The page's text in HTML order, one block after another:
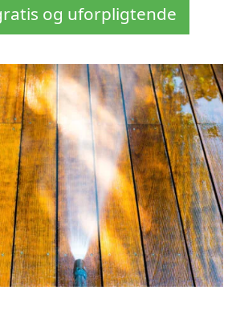
og uforpligtende